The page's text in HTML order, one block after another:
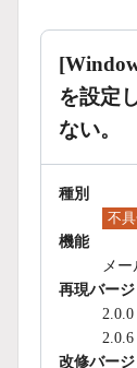
を設定
ない。
種別
不
機能
メー
再現バー
2.0.0
2.0.6
改修バー